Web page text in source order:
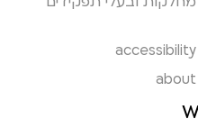
accessibility
about